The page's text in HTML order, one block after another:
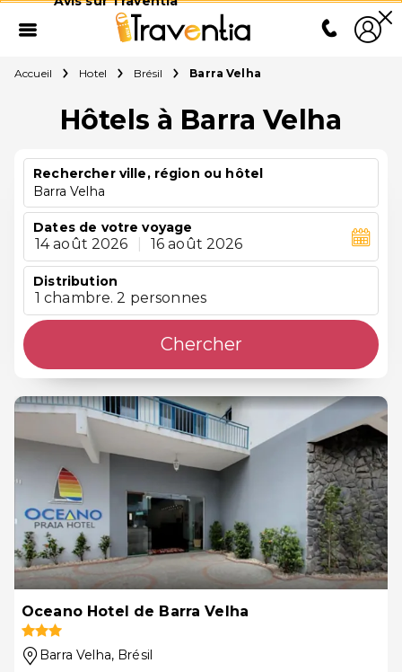
Accueil Hotel Brésil Barra Velha
Hôtels à Barra Velha
Rechercher ville, région ou hôtel
Barra Velha
Dates de votre voyage
14 août 2026 16 août 2026
Distribution
1 chambre. 2 personnes
Chercher
Oceano Hotel de Barra Velha
Barra Velha, Brésil